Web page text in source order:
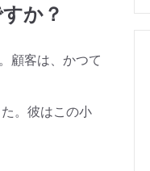
か？
顧客は、かつて
。彼はこの小